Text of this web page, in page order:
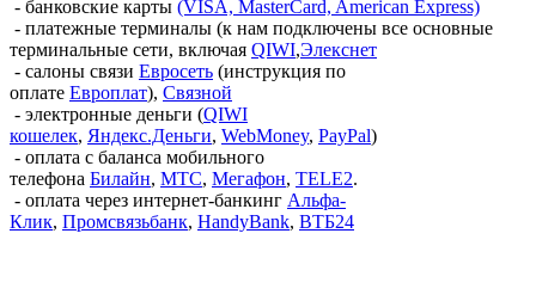
- банковские карты (VISA, MasterCard, American Express)
- платежные терминалы (к нам подключены все основные
терминальные сети, включая QIWI,Элекснет
- салоны связи Евросеть (инструкция по
оплате Европлат), Связной
- электронные деньги (QIWI
кошелек, Яндекс.Деньги, WebMoney, PayPal)
- оплата с баланса мобильного
телефона Билайн, МТС, Мегафон, TELE2.
- оплата через интернет-банкинг Альфа-
Клик, Промсвязьбанк, HandyBank, ВТБ24